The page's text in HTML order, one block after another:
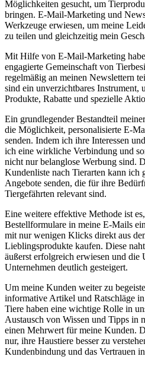
Möglichkeiten gesucht, um
bringen. E-Mail-Marketing und
Werkzeuge‌ erwiesen, um meine
zu teilen und gleichzeitig mein
Mit Hilfe von E-Mail-Marketing
engagierte Gemeinschaft von
regelmäßig an meinen Newslettern
sind ein unverzichtbares Instrument,
Produkte, Rabatte und spezielle⁢
Ein grundlegender Bestandteil
die Möglichkeit, ‌personalisierte‍ E-
senden. Indem ich ⁢ihre Interessen
ich eine wirkliche Verbindung und
nicht nur belanglose⁣ Werbung⁣ sind.
Kundenliste nach Tierarten kann ich
Angebote⁢ senden, die für ihre
‌Tiergefährten relevant sind.
Eine weitere effektive Methode ist‌
Bestellformulare‍ in ⁤meine ⁣E-Mails
mit nur wenigen⁢ Klicks direkt aus
Lieblingsprodukte kaufen. Diese
äußerst ‍erfolgreich erwiesen und die
⁣Unternehmen⁢ deutlich gesteigert.
Um meine​ Kunden weiter zu
informative Artikel ‌und Ratschläge
Tiere haben ⁢eine ‌wichtige Rolle in
Austausch von Wissen ​und Tipps in
einen Mehrwert für meine ⁢Kunden.
nur, ihre Haustiere besser zu
Kundenbindung und das Vertrauen​